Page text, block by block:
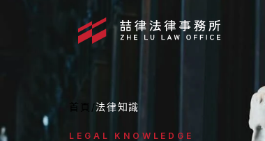
首頁 /法律知識
LEGAL KNOWLEDGE